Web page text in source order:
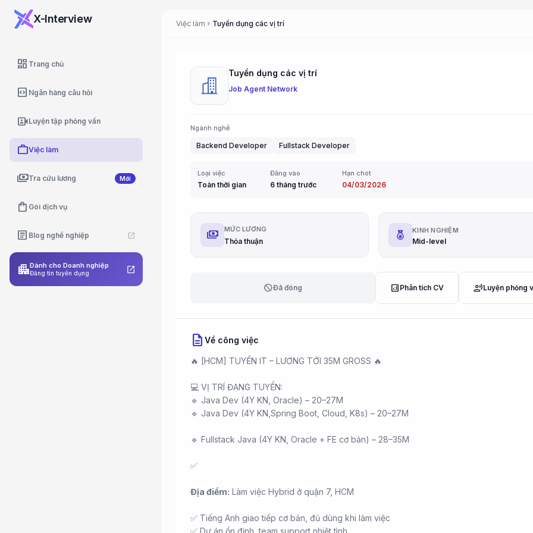
X-Interview
dashboard Trang chủ
code_blocks Ngân hàng câu hỏi
video_camera_frontLuyện tập phỏng vấn
workViệc làm
paymentsTra cứu lương Mới
shopping_bag Gói dịch vụ
article Blog nghề nghiệp open_in_new
apartmentDành cho Doanh nghiệp
Đăng tin tuyển dụng open_in_new
Việc làm chevron_right Tuyển dụng các vị trí
Tuyển dụng các vị trí
Job Agent Network
Ngành nghề
Backend Developer Fullstack Developer
Loại việc
Toàn thời gian
Đăng vào
6 tháng trước
Hạn chót
04/03/2026
payments MỨC LƯƠNG
Thỏa thuận
KINH NGHIỆM
Mid-level
blockĐã đóng analytics Phân tích CV record_voice_overLuyện phỏng
description Về công việc
🔥 [HCM] TUYỂN IT – LƯƠNG TỚI 35M GROSS 🔥
💻 VỊ TRÍ ĐANG TUYỂN:
🔹 Java Dev (4Y KN, Oracle) – 20–27M
🔹 Java Dev (4Y KN,Spring Boot, Cloud, K8s) – 20–27M
🔹 Fullstack Java (4Y KN, Oracle + FE cơ bản) – 28–35M
✅
Địa điểm: Làm việc Hybrid ở quận 7, HCM
✅ Tiếng Anh giao tiếp cơ bản, đủ dùng khi làm việc
✅ Dự án ổn định, team support nhiệt tình